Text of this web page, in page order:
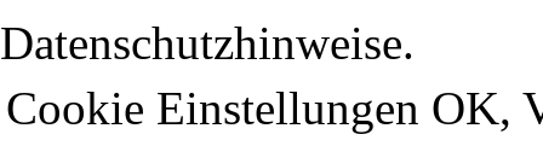
Datenschutzhinweise.
Cookie Einstellungen OK,